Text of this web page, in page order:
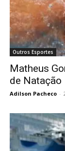
Outros Esportes
Matheus
de Natação
Adilson Pacheco -